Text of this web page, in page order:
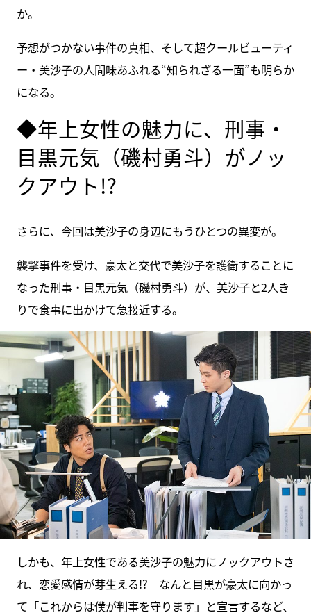
か。
予想がつかない事件の真相、そして超クールビューティ
ー・美沙子の人間味あふれる“知られざる一面”も明らか
になる。
◆年上女性の魅力に、刑事・
目黒元気（磯村勇斗）がノッ
クアウト!?
さらに、今回は美沙子の身辺にもうひとつの異変が。
襲撃事件を受け、豪太と交代で美沙子を護衛することに
なった刑事・目黒元気（磯村勇斗）が、美沙子と2人き
りで食事に出かけて急接近する。
しかも、年上女性である美沙子の魅力にノックアウトさ
れ、恋愛感情が芽生える!? なんと目黒が豪太に向かっ
て「これからは僕が判事を守ります」と宣言するなど、